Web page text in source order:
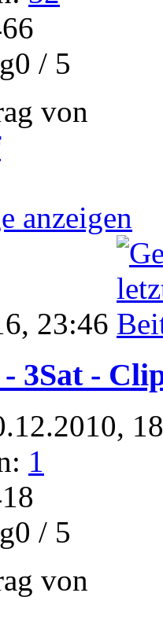
/ 5
von
anzeigen
23:46
- 3Sat -
1
/ 5
von